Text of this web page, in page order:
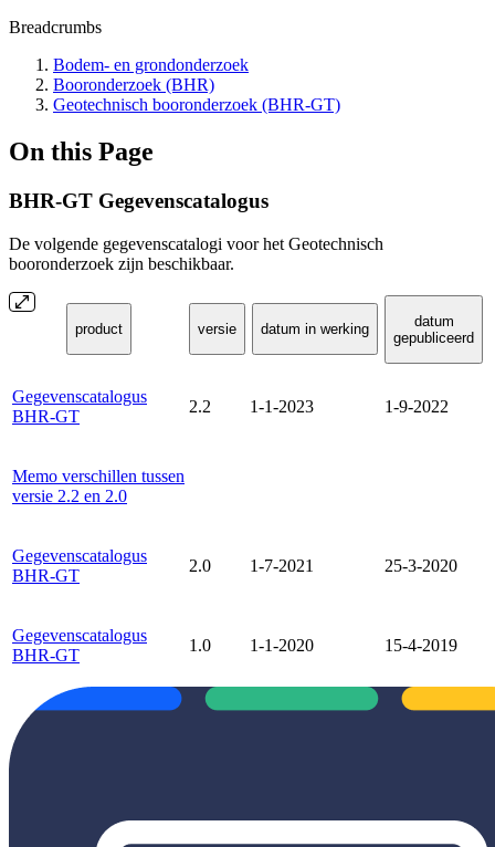
Breadcrumbs
Bodem- en grondonderzoek
Booronderzoek (BHR)
Geotechnisch booronderzoek (BHR-GT)
On this Page
BHR-GT Gegevenscatalogus
De volgende gegevenscatalogi voor het Geotechnisch
booronderzoek zijn beschikbaar.
product versie datum in werking
datum
gepubliceerd
Gegevenscatalogus
BHR-GT
2.2 1-1-2023 1-9-2022
Memo verschillen tussen
versie 2.2 en 2.0
Gegevenscatalogus
BHR-GT
2.0 1-7-2021 25-3-2020
Gegevenscatalogus
BHR-GT
1.0 1-1-2020 15-4-2019